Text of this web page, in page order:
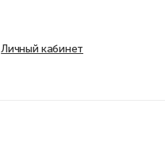
Личный кабинет